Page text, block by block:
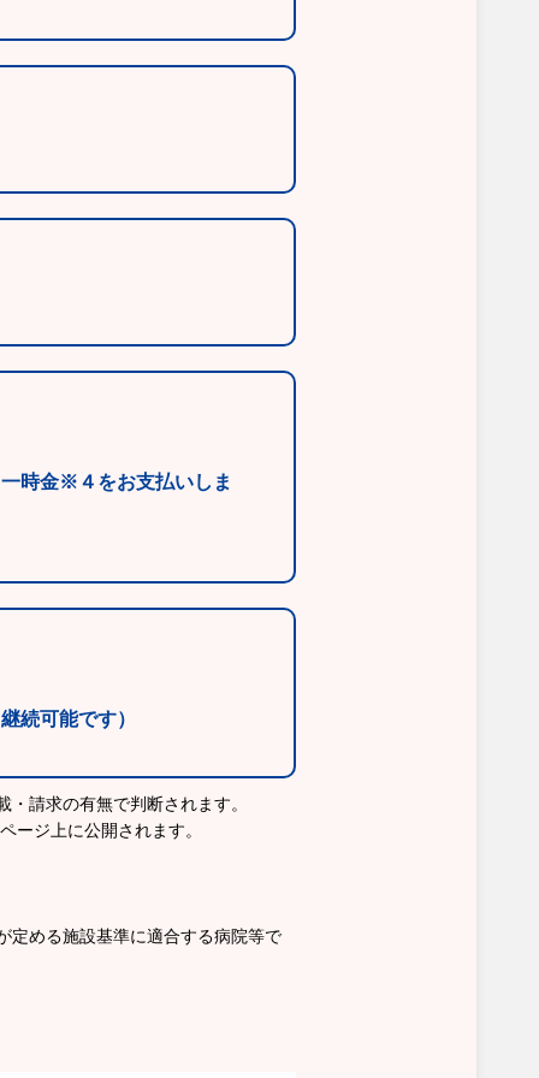
時金※４をお支払いしま
続可能です）
請求の有無で判断されます。
ージ上に公開されます。
める施設基準に適合する病院等で